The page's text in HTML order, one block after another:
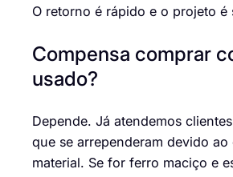
O retorno é rápido e o projeto é
Compensa comprar
usado?
Depende. Já atendemos
que se arrependeram devido ao
material. Se for ferro maciço e